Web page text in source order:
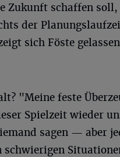
Zukunft schaffen soll,
der
sich Föste
"Meine feste
Spielzeit wieder
sagen — aber